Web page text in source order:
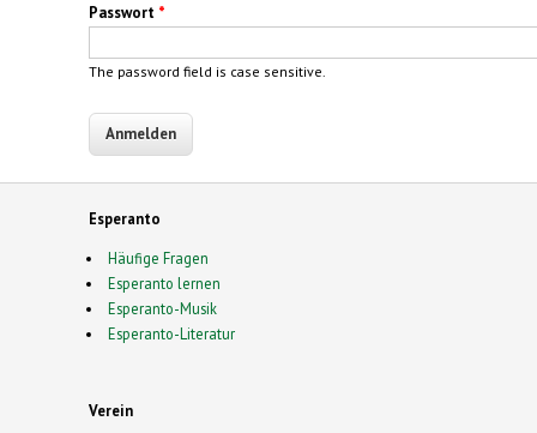
Passwort *
The password field is case sensitive.
Esperanto
Häufige Fragen
Esperanto lernen
Esperanto-Musik
Esperanto-Literatur
Verein